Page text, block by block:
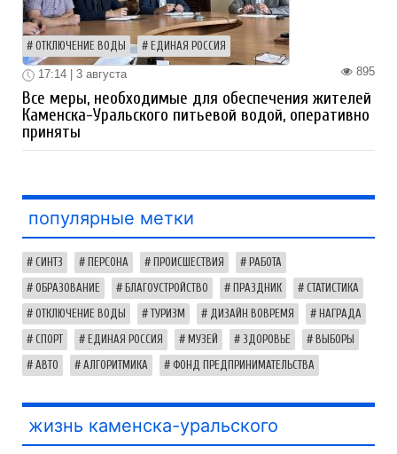
ОТКЛЮЧЕНИЕ ВОДЫ ЕДИНАЯ РОССИЯ
895
17:14 | 3 августа
Все меры, необходимые для обеспечения жителей
Каменска-Уральского питьевой водой, оперативно
приняты
популярные метки
СИНТЗ ПЕРСОНА ПРОИСШЕСТВИЯ РАБОТА
ОБРАЗОВАНИЕ БЛАГОУСТРОЙСТВО ПРАЗДНИК СТАТИСТИКА
ОТКЛЮЧЕНИЕ ВОДЫ ТУРИЗМ ДИЗАЙН ВОВРЕМЯ НАГРАДА
СПОРТ ЕДИНАЯ РОССИЯ МУЗЕЙ ЗДОРОВЬЕ ВЫБОРЫ
АВТО АЛГОРИТМИКА ФОНД ПРЕДПРИНИМАТЕЛЬСТВА
жизнь каменска-уральского